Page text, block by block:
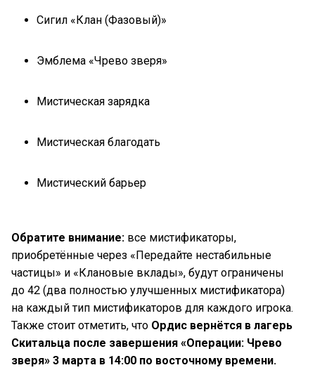
Сигил «Клан (Фазовый)»
Эмблема «Чрево зверя»
Мистическая зарядка
Мистическая благодать
Мистический барьер
Обратите внимание: все мистификаторы,
приобретённые через «Передайте нестабильные
частицы» и «Клановые вклады», будут ограничены
до 42 (два полностью улучшенных мистификатора)
на каждый тип мистификаторов для каждого игрока.
Также стоит отметить, что Ордис вернётся в лагерь
Скитальца после завершения «Операции: Чрево
зверя» 3 марта в 14:00 по восточному времени.